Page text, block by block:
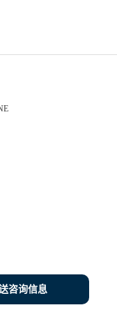
咨询信息